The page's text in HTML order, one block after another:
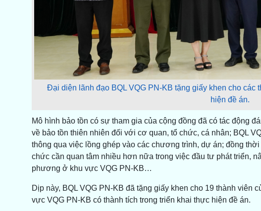
Đại diện lãnh đạo BQL VQG PN-KB tặng giấy khen cho các
hiện đề án.
Mô hình bảo tồn có sự tham gia của cộng đồng đã có tác động
về bảo tồn thiên nhiên đối với cơ quan, tổ chức, cá nhân; BQL
thông qua việc lồng ghép vào các chương trình, dự án; đồng
chức cần quan tâm nhiều hơn nữa trong việc đầu tư phát triển,
phương ở khu vực VQG PN-KB…
Dịp này, BQL VQG PN-KB đã tặng giấy khen cho 19 thành viên
vực VQG PN-KB có thành tích trong triển khai thực hiện đề án.